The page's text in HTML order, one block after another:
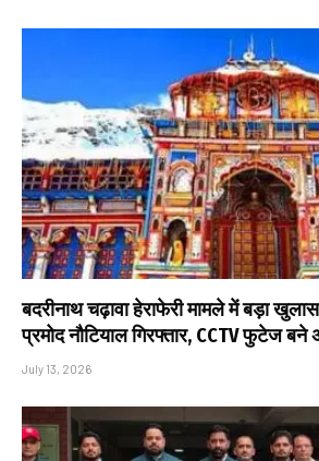
बदरीनाथ चढ़ावा हेराफेरी मामले में बड़ा
प्रमोद नौटियाल गिरफ्तार, CCTV फुटेज
July 13, 2026